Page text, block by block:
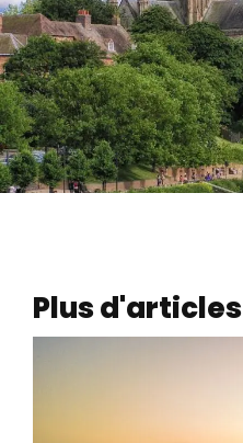
Plus d'articles